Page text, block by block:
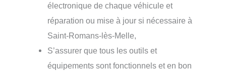
électronique de chaque véhicule et
réparation ou mise à jour si nécessaire à
Saint-Romans-lès-Melle,
S’assurer que tous les outils et
équipements sont fonctionnels et en bon